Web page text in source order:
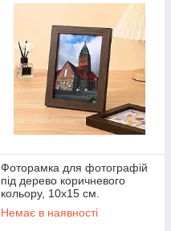
Фоторамка для фотографій
під дерево коричневого
кольору, 10х15 см.
Немає в наявності